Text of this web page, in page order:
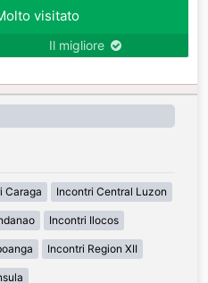
visitato
Il migliore
Caraga Incontri Central Luzon
Incontri Ilocos
Incontri Region XII